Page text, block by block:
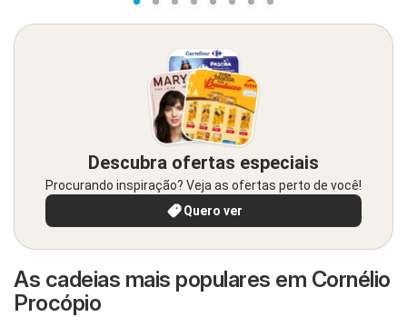
Descubra ofertas especiais
Procurando inspiração? Veja as ofertas perto de você!
Quero ver
As cadeias mais populares em Cornélio
Procópio